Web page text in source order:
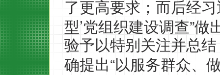
了更高要求；而后经
型’党组织建设调查”做
验予以特别关注并总
确提出“以服务群众、